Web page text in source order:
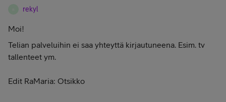
rekyl
Moi!
Telian palveluihin ei saa yhteyttä kirjautuneena. Esim. tv
tallenteet ym.
Edit RaMaria: Otsikko